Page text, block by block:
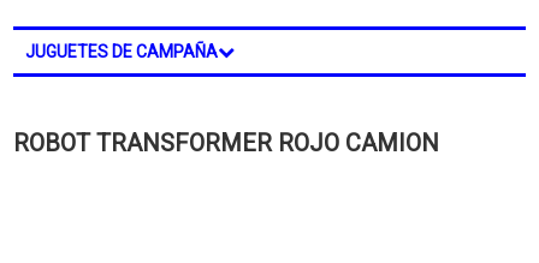
JUGUETES DE CAMPAÑA
ROBOT TRANSFORMER ROJO CAMION